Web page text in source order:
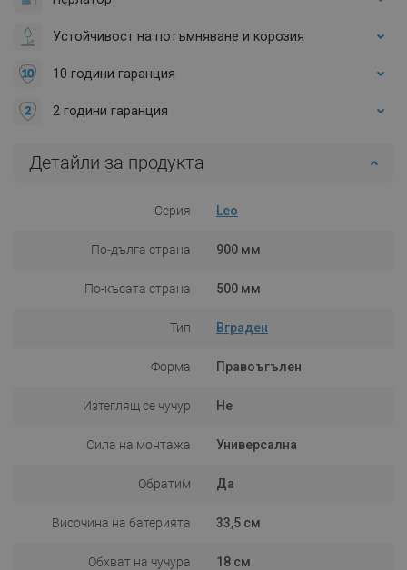
Устойчивост на потъмняване и корозия
10 години гаранция
2 години гаранция
Детайли за продукта
Серия Leo
По-дълга страна 900 мм
По-късата страна 500 мм
Тип Вграден
Форма Правоъгълен
Изтеглящ се чучур Не
Сила на монтажа Универсална
Обратим Да
Височина на батерията 33,5 см
Обхват на чучура 18 см